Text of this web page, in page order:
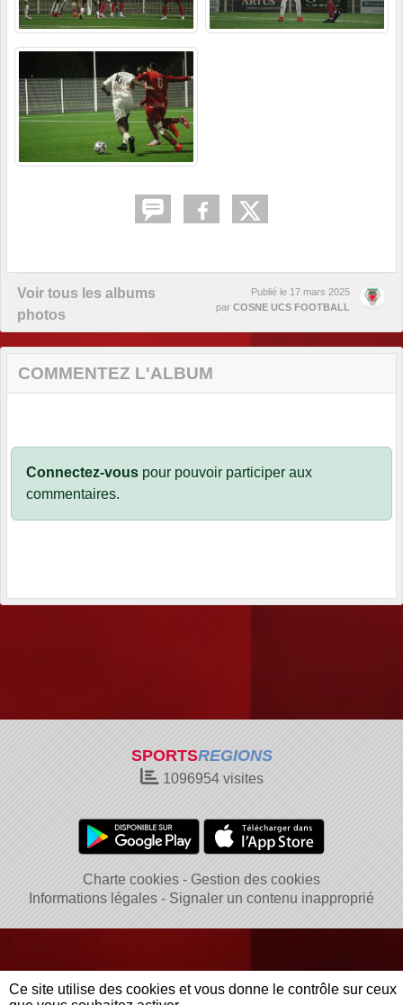
Voir tous les albums
photos
Publié le 17 mars 2025
par COSNE UCS FOOTBALL
COMMENTEZ L'ALBUM
Connectez-vous pour pouvoir participer aux
commentaires.
SPORTSREGIONS
1096954visites
Charte cookies
Gestion des cookies
Informations légales
Signaler un contenu inapproprié
Ce site utilise des cookies et vous donne le contrôle sur ceux